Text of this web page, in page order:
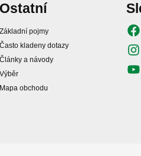
Ostatní
Základní pojmy
Často kladeny dotazy
Články a návody
Výběr
Mapa obchodu